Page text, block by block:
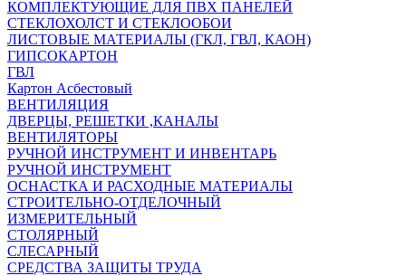
КОМПЛЕКТУЮЩИЕ ДЛЯ ПВХ ПАНЕЛЕЙ
СТЕКЛОХОЛСТ И СТЕКЛООБОИ
ЛИСТОВЫЕ МАТЕРИАЛЫ (ГКЛ, ГВЛ, КАОН)
ГИПСОКАРТОН
ГВЛ
Картон Асбестовый
ВЕНТИЛЯЦИЯ
ДВЕРЦЫ, РЕШЕТКИ ,КАНАЛЫ
ВЕНТИЛЯТОРЫ
РУЧНОЙ ИНСТРУМЕНТ И ИНВЕНТАРЬ
РУЧНОЙ ИНСТРУМЕНТ
ОСНАСТКА И РАСХОДНЫЕ МАТЕРИАЛЫ
СТРОИТЕЛЬНО-ОТДЕЛОЧНЫЙ
ИЗМЕРИТЕЛЬНЫЙ
СТОЛЯРНЫЙ
СЛЕСАРНЫЙ
СРЕДСТВА ЗАЩИТЫ ТРУДА